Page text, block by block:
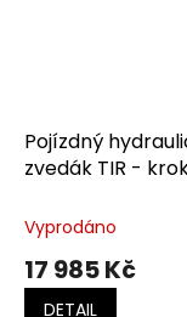
Pojízdný
zvedák TIR -
Vyprodáno
17 985 Kč
DETAIL